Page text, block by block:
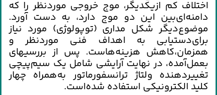
اختلاف‌ كم‌ ازيكديگر، موج‌ خروجي‌ موردنظر را كه‌
دامنه‌اي‌بين‌ اين‌ دو موج‌ دارد، به‌ دست‌ آورد.
موضوع‌ديگر شكل‌ مداري‌ (توپولوژي‌) مورد نياز
براي‌دستيابي‌ به‌ اهداف‌ فني‌ موردنظر و
همزمان‌،كاهش‌ هزينه‌هاست‌. پس‌ از بررسيهاي‌
بعمل‌آمده‌، در نهايت‌ آرايشي‌ شامل‌ يك ‌سيم‌پيچي‌
تغييردهنده‌ ولتاژ ترانسفورماتور به‌همراه‌ چهار
كليد الكترونيكي‌ استفاده‌ شده‌است‌.